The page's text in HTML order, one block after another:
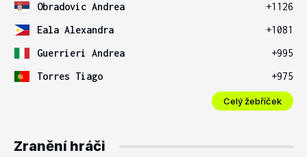
Obradovic Andrea
+1126
Eala Alexandra
+1081
Guerrieri Andrea
+995
Torres Tiago
+975
Celý žebříček
Zranění hráči